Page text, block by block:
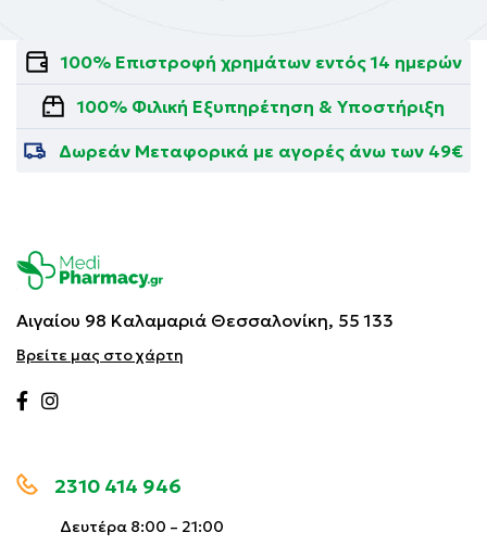
100% Επιστροφή χρημάτων εντός 14 ημερών
100% Φιλική Εξυπηρέτηση & Υποστήριξη
Δωρεάν Μεταφορικά με αγορές άνω των 49€
Αιγαίου 98 Καλαμαριά Θεσσαλονίκη, 55 133
Βρείτε μας στο χάρτη
2310 414 946
Δευτέρα 8:00 – 21:00